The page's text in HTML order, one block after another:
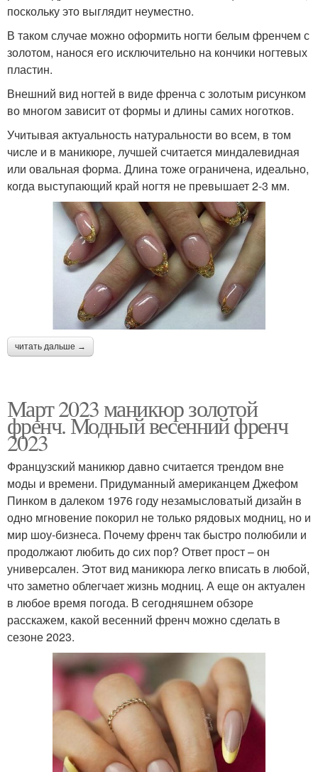
поскольку это выглядит неуместно.
В таком случае можно оформить ногти белым френчем с
золотом, нанося его исключительно на кончики ногтевых
пластин.
Внешний вид ногтей в виде френча с золотым рисунком
во многом зависит от формы и длины самих ноготков.
Учитывая актуальность натуральности во всем, в том
числе и в маникюре, лучшей считается миндалевидная
или овальная форма. Длина тоже ограничена, идеально,
когда выступающий край ногтя не превышает 2-3 мм.
читать дальше →
Март 2023 маникюр золотой
френч. Модный весенний френч
2023
Французский маникюр давно считается трендом вне
моды и времени. Придуманный американцем Джефом
Пинком в далеком 1976 году незамысловатый дизайн в
одно мгновение покорил не только рядовых модниц, но и
мир шоу-бизнеса. Почему френч так быстро полюбили и
продолжают любить до сих пор? Ответ прост – он
универсален. Этот вид маникюра легко вписать в любой,
что заметно облегчает жизнь модниц. А еще он актуален
в любое время погода. В сегодняшнем обзоре
расскажем, какой весенний френч можно сделать в
сезоне 2023.